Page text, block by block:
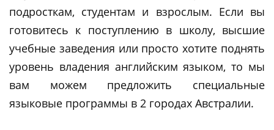
подросткам, студентам и взрослым. Если вы
готовитесь к поступлению в школу, высшие
учебные заведения или просто хотите поднять
уровень владения английским языком, то мы
вам можем предложить специальные
языковые программы в 2 городах Австралии.